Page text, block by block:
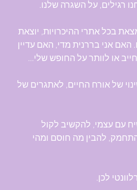
רגילים, על השגרה שלנו.
בכל אתרי ההיכרויות, יוצאת
אני בררנית מדי, האם עדיין
או לוותר על החופש שלי...
של אורח החיים, לאתגרים של
עם עצמי, להקשיב לקול
להבין מה חוסם ומהי
לכן.